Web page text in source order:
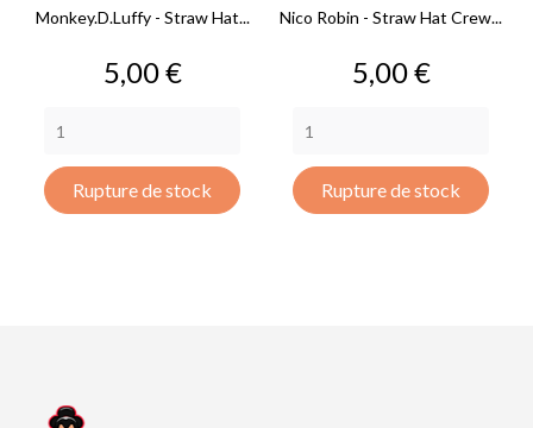
Monkey.D.Luffy - Straw Hat...
Prix
5,00 €
Rupture de stock
Nico Robin - Straw Hat Crew...
Prix
5,00 €
Rupture de stock